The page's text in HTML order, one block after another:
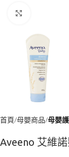
首頁 母嬰商品 母嬰
Aveeno 艾維